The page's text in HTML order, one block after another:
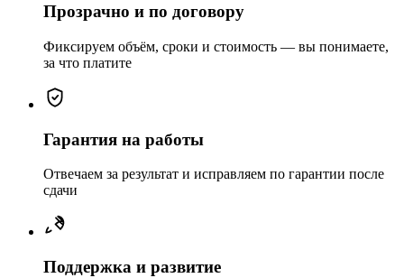
Прозрачно и по договору
Фиксируем объём, сроки и стоимость — вы понимаете,
за что платите
Гарантия на работы
Отвечаем за результат и исправляем по гарантии после
сдачи
Поддержка и развитие